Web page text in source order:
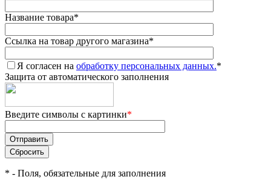
Название товара*
Ссылка на товар другого магазина*
Я согласен на обработку персональных данных.*
Защита от автоматического заполнения
Введите символы с картинки*
* - Поля, обязательные для заполнения